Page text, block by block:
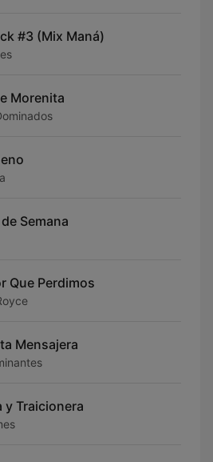
#3 (Mix Maná)
Morenita
Semana
Que Perdimos
Mensajera
y Traicionera